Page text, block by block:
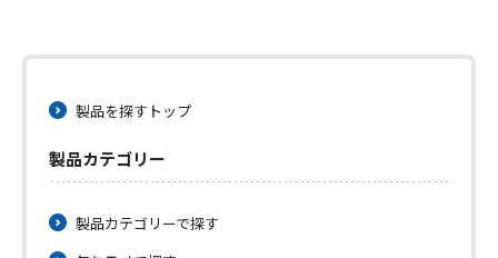
製品を探すトップ
製品カテゴリー
製品カテゴリーで探す